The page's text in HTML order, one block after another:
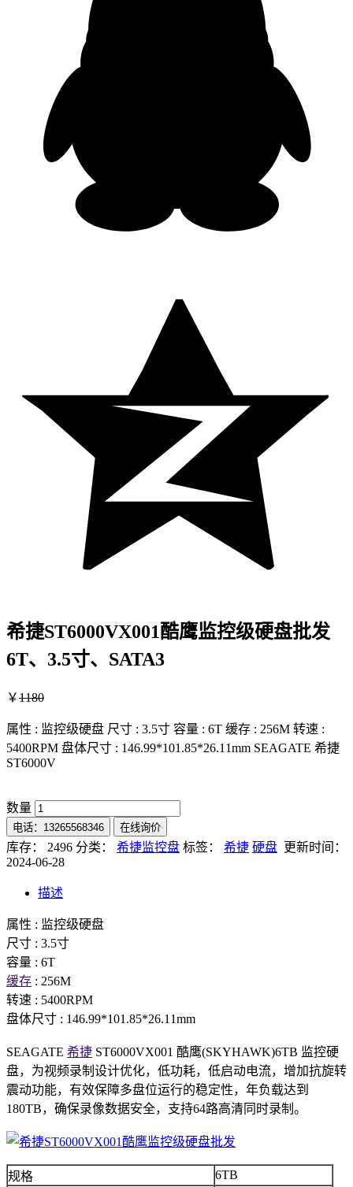
希捷ST6000VX001酷鹰监控级硬盘批发
6T、3.5寸、SATA3
￥1180
属性 : 监控级硬盘 尺寸 : 3.5寸 容量 : 6T 缓存 : 256M 转速 :
5400RPM 盘体尺寸 : 146.99*101.85*26.11mm SEAGATE 希捷
ST6000V
数量
电话：13265568346 在线询价
库存： 2496 分类： 希捷监控盘 标签： 希捷 硬盘 更新时间：
2024-06-28
描述
属性 : 监控级硬盘
尺寸 : 3.5寸
容量 : 6T
缓存 : 256M
转速 : 5400RPM
盘体尺寸 : 146.99*101.85*26.11mm
SEAGATE 希捷 ST6000VX001 酷鹰(SKYHAWK)6TB 监控硬
盘，为视频录制设计优化，低功耗，低启动电流，增加抗旋转
震动功能，有效保障多盘位运行的稳定性，年负载达到
180TB，确保录像数据安全，支持64路高清同时录制。
规格
6TB